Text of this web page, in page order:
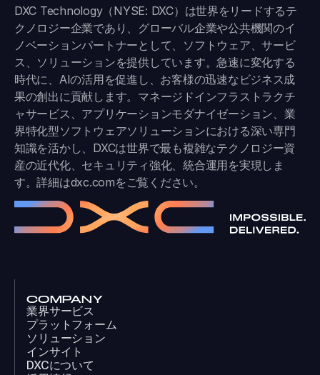
DXC Technology（NYSE: DXC）は世界をリードするテ
クノロジー企業であり、グローバル企業や公共機関のイ
ノベーションパートナーとして、ソフトウェア、サービ
ス、ソリューションを提供しています。急速に変化する
時代に、AIの活用を促進し、お客様の迅速なビジネス成
果の創出に貢献します。マネージドインフラストラクチ
ャサービス、アプリケーションモダナイゼーション、業
界特化型ソフトウェアソリューションにおける深い専門
知識を活かし、DXCは世界で最も複雑なテクノロジー資
産の近代化、セキュリティ強化、統合運用を実現しま
す。詳細はdxc.comをご覧ください。
COMPANY
業界サービス
プラットフォーム
ソリューション
インサイト
DXCについて